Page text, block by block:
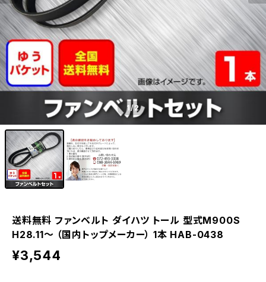
1/2
送料無料 ファンベルト ダイハツ トール 型式M900S
H28.11～ （国内トップメーカー） 1本 HAB-0438
¥3,544